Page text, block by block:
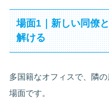
場面1｜新しい同僚
解ける
多国籍なオフィスで、隣
場面です。